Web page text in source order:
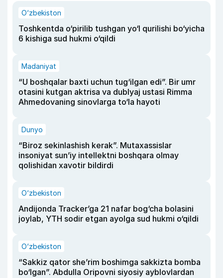
O‘zbekiston
Toshkentda o‘pirilib tushgan yo‘l qurilishi bo‘yicha
6 kishiga sud hukmi o‘qildi
Madaniyat
“U boshqalar baxti uchun tug‘ilgan edi”. Bir umr
otasini kutgan aktrisa va dublyaj ustasi Rimma
Ahmedovaning sinovlarga to‘la hayoti
Dunyo
“Biroz sekinlashish kerak”. Mutaxassislar
insoniyat sun’iy intellektni boshqara olmay
qolishidan xavotir bildirdi
O‘zbekiston
Andijonda Tracker’ga 21 nafar bog‘cha bolasini
joylab, YTH sodir etgan ayolga sud hukmi o‘qildi
O‘zbekiston
“Sakkiz qator she’rim boshimga sakkizta bomba
bo‘lgan”. Abdulla Oripovni siyosiy ayblovlardan